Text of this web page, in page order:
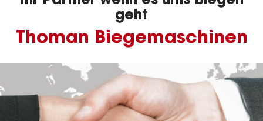
geht
Thoman Biegemaschinen